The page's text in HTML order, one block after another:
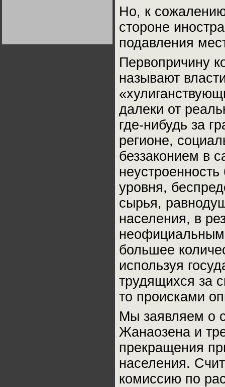
Но, к
стороне
подавления
Первопричину
называют
далеки от
где-нибудь за
регионе,
беззаконием в
уровня,
сырья,
населения, в
большее
используя
трудящихся за
то происками
Мы заявляем о
Жанаозена и
прекращения
населения.
комиссию по